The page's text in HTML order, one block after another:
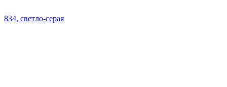
834, светло-серая